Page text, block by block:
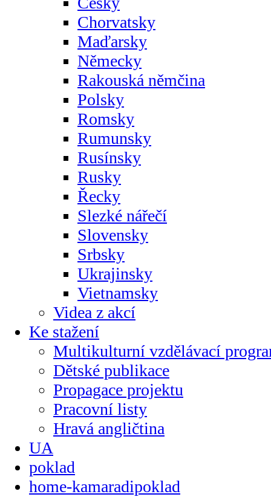
Chorvatsky
Maďarsky
Německy
Rakouská němčina
Polsky
Romsky
Rumunsky
Rusínsky
Rusky
Řecky
Slezké nářečí
Slovensky
Srbsky
Ukrajinsky
Vietnamsky
Videa z akcí
Ke stažení
Multikulturní vzdělávací
Dětské publikace
Propagace projektu
Pracovní listy
Hravá angličtina
UA
poklad
home-kamaradipoklad